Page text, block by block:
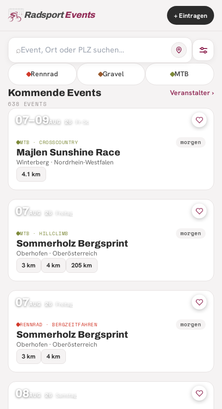
RadsportEvents + Eintragen
⌕
Rennrad Gravel MTB
Kommende Events Veranstalter ›
638 EVENTS
07–09AUG 26 Fr–So
MTB · CROSSCOUNTRY morgen
Majlen Sunshine Race
Winterberg · Nordrhein-Westfalen
4.1 km
07AUG 26 Freitag
MTB · HILLCLIMB morgen
Sommerholz Bergsprint
Oberhofen · Oberösterreich
3 km
4 km 205 km
07AUG 26 Freitag
RENNRAD · BERGZEITFAHREN morgen
Sommerholz Bergsprint
Oberhofen · Oberösterreich
3 km
4 km
08AUG 26 Samstag